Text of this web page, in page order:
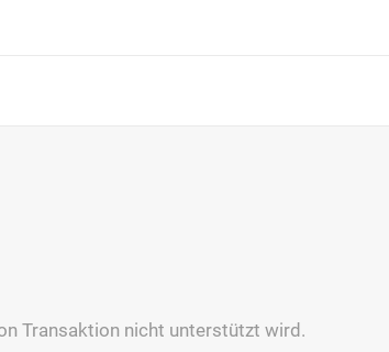
Transaktion nicht unterstützt wird.